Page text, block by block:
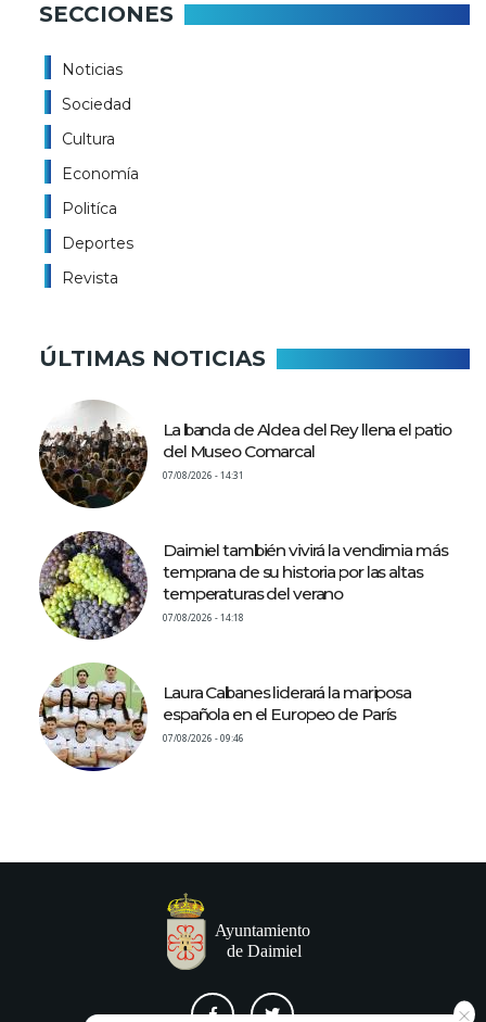
SECCIONES
Noticias
Sociedad
Cultura
Economía
Politíca
Deportes
Revista
ÚLTIMAS NOTICIAS
La banda de Aldea del Rey llena el patio
del Museo Comarcal
07/08/2026 - 14:31
Daimiel también vivirá la vendimia más
temprana de su historia por las altas
temperaturas del verano
07/08/2026 - 14:18
Laura Cabanes liderará la mariposa
española en el Europeo de París
07/08/2026 - 09:46